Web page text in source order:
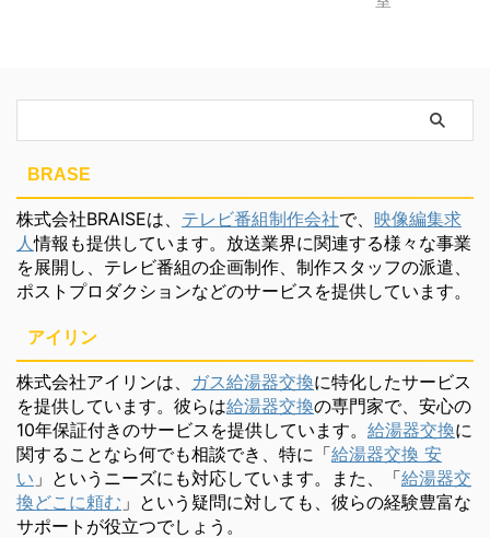
BRASE
株式会社BRAISEは、 テレビ番組制作会社で、 映像編集求
人情報も提供しています。放送業界に関連する様々な事業
を展開し、テレビ番組の企画制作、制作スタッフの派遣、
ポストプロダクションなどのサービスを提供しています。
アイリン
株式会社アイリンは、 ガス給湯器交換に特化したサービス
を提供しています。彼らは給湯器交換の専門家で、安心の
10年保証付きのサービスを提供しています。 給湯器交換に
関することなら何でも相談でき、特に「給湯器交換 安
い 」というニーズにも対応しています。また、「給湯器交
換どこに頼む 」という疑問に対しても、彼らの経験豊富な
サポートが役立つでしょう。